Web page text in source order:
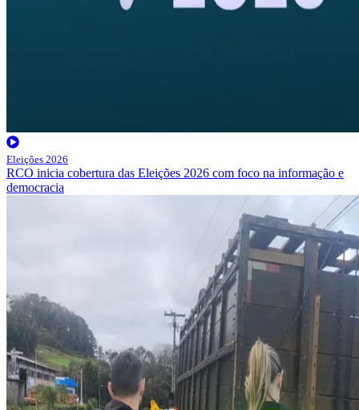
Eleições 2026
RCO inicia cobertura das Eleições 2026 com foco na informação e
democracia